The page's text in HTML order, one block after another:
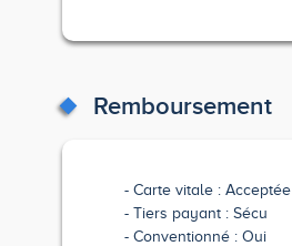
Remboursement
Carte vitale : Acceptée
Tiers payant : Sécu
Conventionné : Oui